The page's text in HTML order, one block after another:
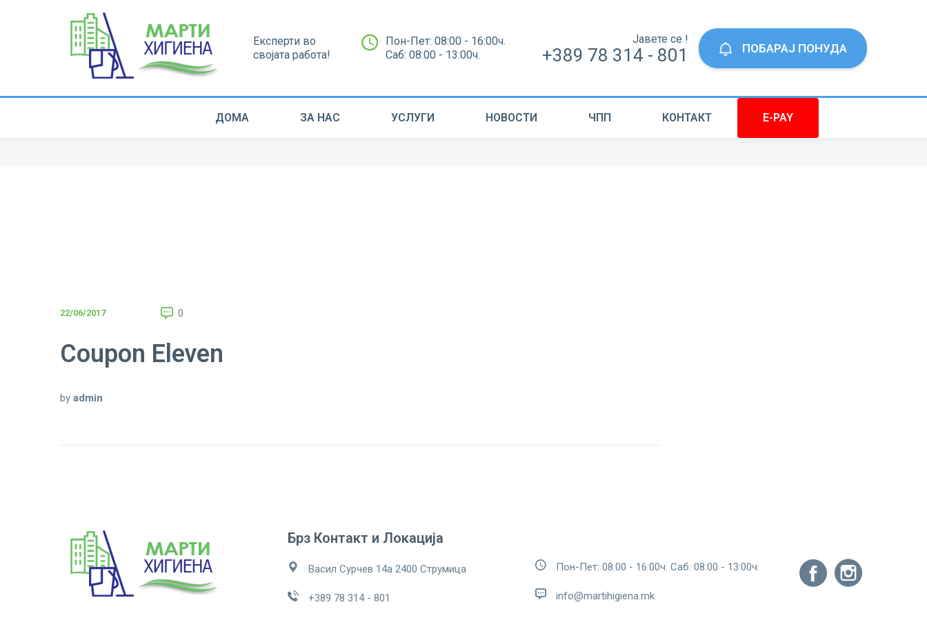
Експерти во
својата работа!
Пон-Пет: 08:00 - 16:00ч.
Саб: 08:00 - 13:00ч.
Јавете се !
+389 78 314 - 801 ПОБАРАЈ ПОНУДА
ДОМА ЗА НАС УСЛУГИ НОВОСТИ ЧПП КОНТАКТ E-PAY
22/06/2017 0
Coupon Eleven
by admin
Брз Контакт и Локација
Васил Сурчев 14а 2400 Струмица
+389 78 314 - 801
Пон-Пет: 08:00 - 16:00ч. Саб: 08:00 - 13:00ч.
info@martihigiena.mk